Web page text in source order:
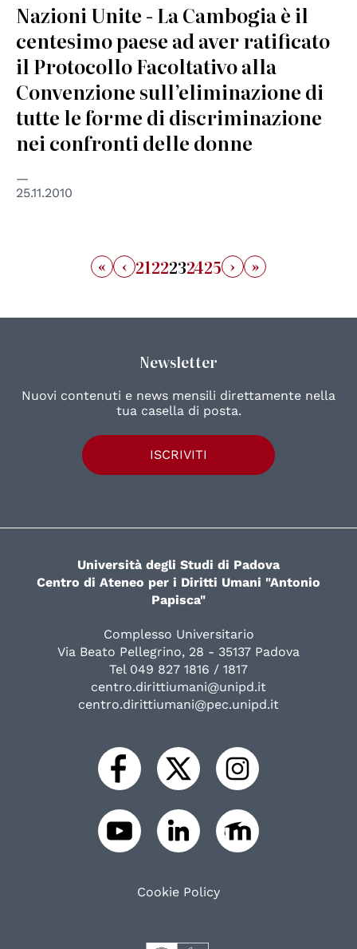
Nazioni Unite - La Cambogia è il
centesimo paese ad aver ratificato
il Protocollo Facoltativo alla
Convenzione sull’eliminazione di
tutte le forme di discriminazione
nei confronti delle donne
25.11.2010
« ‹ 2122232425 › »
Newsletter
Nuovi contenuti e news mensili direttamente nella
tua casella di posta.
ISCRIVITI
Università degli Studi di Padova
Centro di Ateneo per i Diritti Umani "Antonio
Papisca"
Complesso Universitario
Via Beato Pellegrino, 28 - 35137 Padova
Tel 049 827 1816 / 1817
centro.dirittiumani@unipd.it
centro.dirittiumani@pec.unipd.it
Cookie Policy